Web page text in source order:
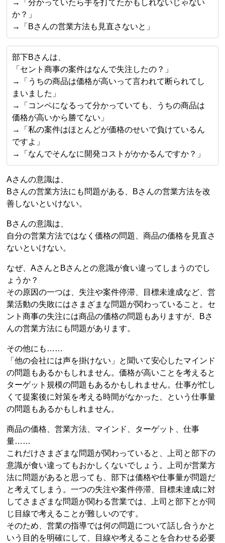
→「分かっていたら手を打てたかもしれないじゃない
か？」
→「Bさんの営業方法も見直さないと」
部下Bさんは、
「セント商事の案件はなんで失注したの？」
→「うちの商品は価格が高いって言われて断られてし
まいました」
→「コンペになるって分かっていても、うちの商品は
価格が高いから勝てない」
→「私の案件はほとんどが価格のせいで負けているん
ですよ」
→「なんでそんなに開発コストがかかるんですか？」
Aさんの意識は、
Bさんの営業方法にも問題がある、Bさんの営業方法を改
善しないといけない。
Bさんの意識は、
自分の営業方法ではなく価格の問題、商品の価格を見直さ
ないといけない。
なぜ、AさんとBさんとの意識が食い違ってしまうのでし
ょうか？
その原因の一つは、失注や案件停滞、目標未達成など、営
業活動の失敗にはさまざまな問題が関わっていること。セ
ント商事の失注には商品の価格の問題もありますが、Bさ
んの営業方法にも問題があります。
その他にも……
「他の会社には声を掛けない」と聞いて安心したマインド
の問題もあるかもしれません。価格が高いことを考えると
ターゲット規模の問題もあるかもしれません。仕事が忙し
くて提案後に対策を考える時間がなかった、という仕事量
の問題もあるかもしれません。
商品の価格、営業方法、マインド、ターゲット、仕事
量……
これだけさまざまな問題が関わっていると、上司と部下の
意識が食い違ってもおかしくないでしょう。上司が営業方
法に問題があると思っても、部下は価格や仕事量が問題だ
と考えてしまう。一つの失注や案件停滞、目標未達成に対
してさまざまな問題が関わる営業では、上司と部下とが同
じ目線で考えることが難しいのです。
そのため、営業の指導では何の問題について話し合うかと
いう目的を明確にして、目線や考えることを合わせる必要